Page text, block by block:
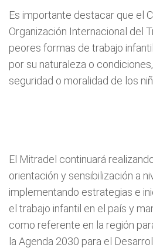
Es importante destacar que el
Organización Internacional del
peores formas de trabajo
por su naturaleza o
seguridad o moralidad de los
El Mitradel continuará
orientación y sensibilización a
implementando estrategias e
el trabajo infantil en el país y
como referente en la región
la Agenda 2030 para el